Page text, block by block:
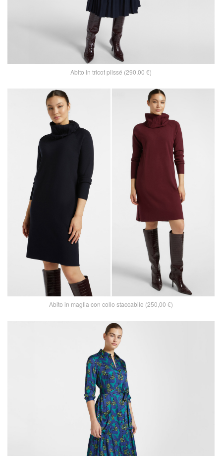
Abito in tricot plissé (290,00 €)
Abito in maglia con collo staccabile (250,00 €)